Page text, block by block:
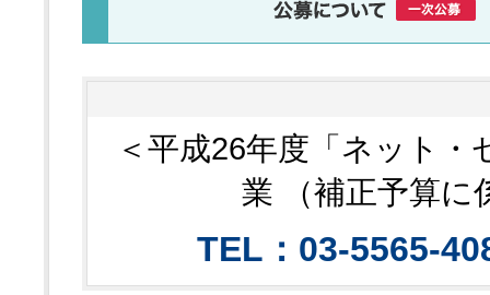
＜平成26年度「ネット
業 （補正予算に
TEL：03-5565-